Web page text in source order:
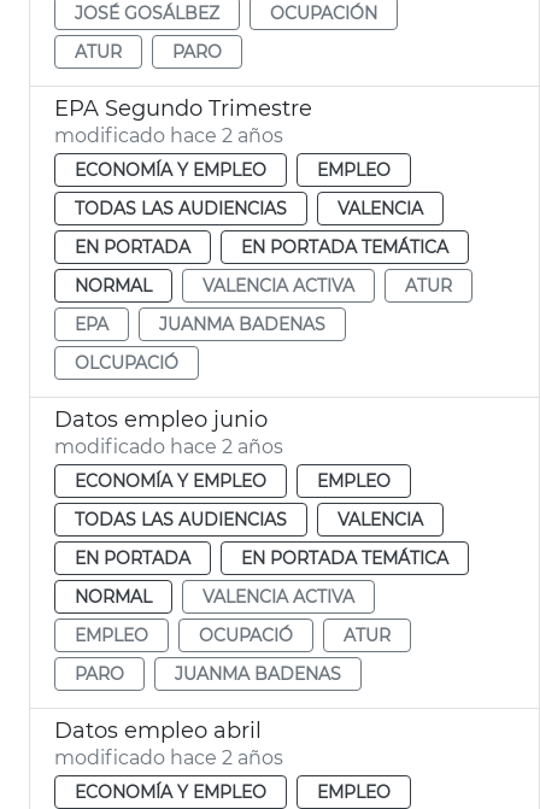
JOSÉ GOSÁLBEZ
OCUPACIÓN
ATUR
PARO
EPA Segundo Trimestre
modificado hace 2 años
ECONOMÍA Y EMPLEO
EMPLEO
TODAS LAS AUDIENCIAS
VALENCIA
EN PORTADA
EN PORTADA TEMÁTICA
NORMAL
VALENCIA ACTIVA
ATUR
EPA
JUANMA BADENAS
OLCUPACIÓ
Datos empleo junio
modificado hace 2 años
ECONOMÍA Y EMPLEO
EMPLEO
TODAS LAS AUDIENCIAS
VALENCIA
EN PORTADA
EN PORTADA TEMÁTICA
NORMAL
VALENCIA ACTIVA
EMPLEO
OCUPACIÓ
ATUR
PARO
JUANMA BADENAS
Datos empleo abril
modificado hace 2 años
ECONOMÍA Y EMPLEO EMPLEO